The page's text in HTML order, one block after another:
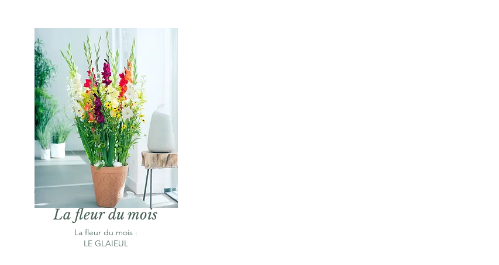
La fleur du mois
La fleur du mois :
LE GLAIEUL